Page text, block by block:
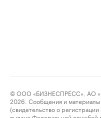
© ООО «БИЗНЕСПРЕСС», АО
2026. Сообщения и материалы
(свидетельство о